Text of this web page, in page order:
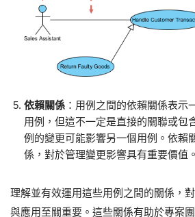
依賴關係 ：用例之間的依賴關係表示
用例，但這不一定是直接的關聯或包
例的變更可能影響另一個用例。依賴
係，對於管理變更影響具有重要價值。
理解並有效運用這些用例之間的關係，
與應用至關重要。這些關係有助於專案